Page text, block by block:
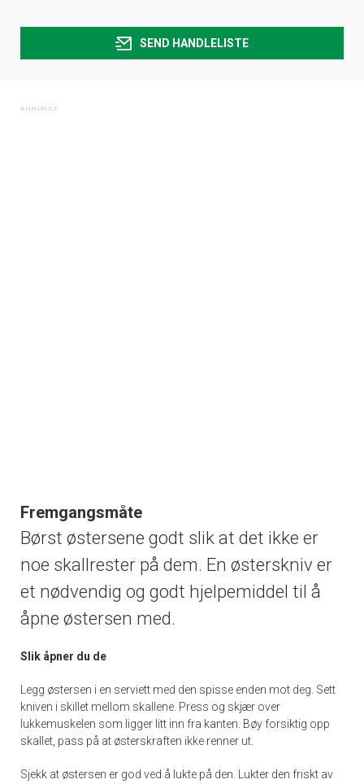
SEND HANDLELISTE
Fremgangsmåte
Børst østersene godt slik at det ikke er
noe skallrester på dem. En østerskniv er
et nødvendig og godt hjelpemiddel til å
åpne østersen med.
Slik åpner du de
Legg østersen i en serviett med den spisse enden mot deg. Sett
kniven i skillet mellom skallene. Press og skjær over
lukkemuskelen som ligger litt inn fra kanten. Bøy forsiktig opp
skallet, pass på at østerskraften ikke renner ut.
Sjekk at østersen er god ved å lukte på den. Lukter den friskt av